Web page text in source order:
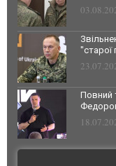
"старої
Повний